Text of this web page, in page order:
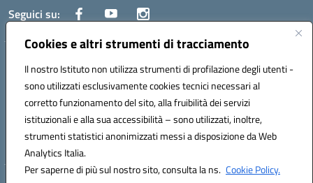
Cookies e altri strumenti di tracciamento
Il nostro Istituto non utilizza strumenti di profilazione degli utenti -
sono utilizzati esclusivamente cookies tecnici necessari al
corretto funzionamento del sito, alla fruibilità dei servizi
istituzionali e alla sua accessibilità – sono utilizzati, inoltre,
strumenti statistici anonimizzati messi a disposizione da Web
Analytics Italia.
Per saperne di più sul nostro sito, consulta la ns. Cookie Policy.
Seguici su:
Indirizzo:
Via Generale Francesco Rotundi 4, 71121 Foggia (FG)
Centralino:0881721195 Email:fgtf13000c@istruzione.it
Posta elettronica certificata (PEC):fgtf13000c@pec.istruzione.it
Codice fiscale: 94090750715
Codice meccanografico: FGTF13000C